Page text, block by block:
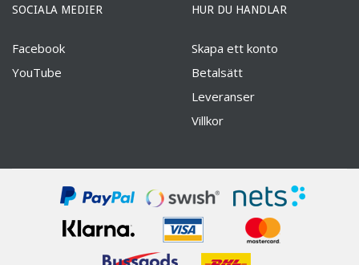
SOCIALA MEDIER
Facebook
YouTube
HUR DU HANDLAR
Skapa ett konto
Betalsätt
Leveranser
Villkor